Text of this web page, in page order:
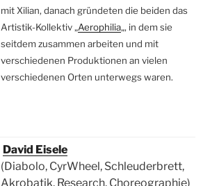
mit Xilian, danach gründeten die beiden das
Artistik-Kollektiv „Aerophilia„, in dem sie
seitdem zusammen arbeiten und mit
verschiedenen Produktionen an vielen
verschiedenen Orten unterwegs waren.
David Eisele
(Diabolo, CyrWheel, Schleuderbrett,
Akrobatik, Research, Choreographie)